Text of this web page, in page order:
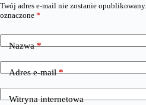
Twój adres e-mail nie zostanie opublikowany.
oznaczone *
Nazwa*
Adres e-mail*
Witryna internetowa